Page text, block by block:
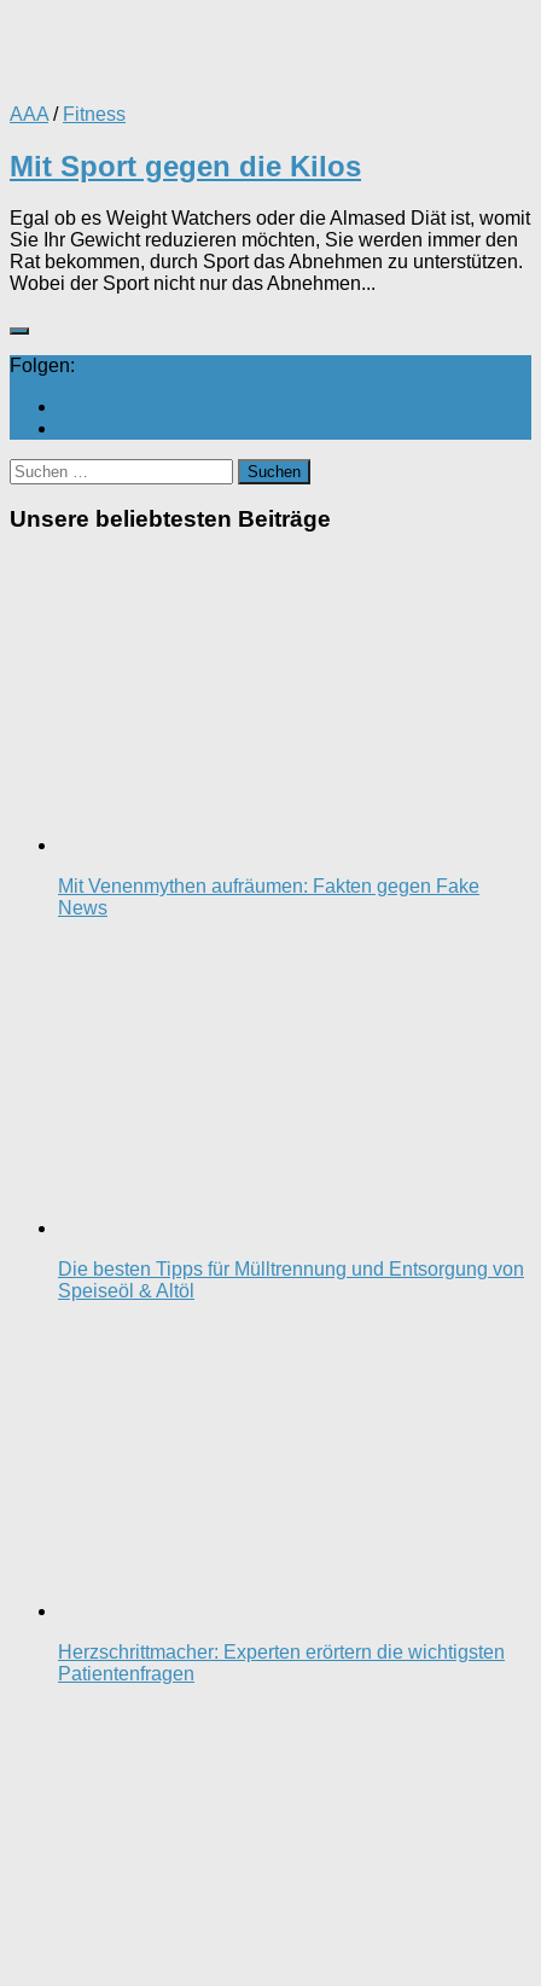
AAA / Fitness
Mit Sport gegen die Kilos
Egal ob es Weight Watchers oder die Almased Diät ist, womit
Sie Ihr Gewicht reduzieren möchten, Sie werden immer den
Rat bekommen, durch Sport das Abnehmen zu unterstützen.
Wobei der Sport nicht nur das Abnehmen...
Folgen:
Suchen
nach:
Unsere beliebtesten Beiträge
Mit Venenmythen aufräumen: Fakten gegen Fake
News
Die besten Tipps für Mülltrennung und Entsorgung von
Speiseöl & Altöl
Herzschrittmacher: Experten erörtern die wichtigsten
Patientenfragen